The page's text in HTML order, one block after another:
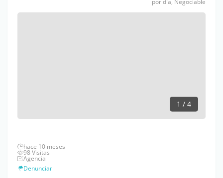
por día, Negociable
1 / 4
hace 10 meses
98 Visitas
Agencia
Denunciar